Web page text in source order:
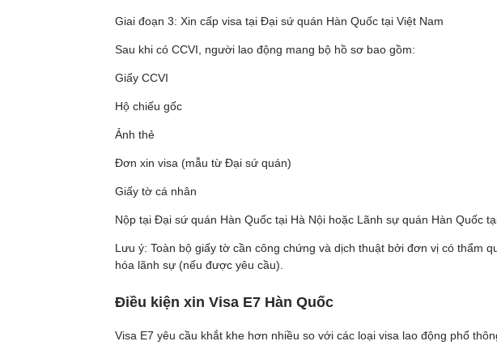
Giai đoạn 3: Xin cấp visa tại Đại sứ quán Hàn Quốc tại Việt Nam
Sau khi có CCVI, người lao động mang bộ hồ sơ bao gồm:
Giấy CCVI
Hộ chiếu gốc
Ảnh thẻ
Đơn xin visa (mẫu từ Đại sứ quán)
Giấy tờ cá nhân
Nộp tại Đại sứ quán Hàn Quốc tại Hà Nội hoặc Lãnh sự quán Hàn Quốc tại
Lưu ý: Toàn bộ giấy tờ cần công chứng và dịch thuật bởi đơn vị có thẩm
hóa lãnh sự (nếu được yêu cầu).
Điều kiện xin Visa E7 Hàn Quốc
Visa E7 yêu cầu khắt khe hơn nhiều so với các loại visa lao động phổ